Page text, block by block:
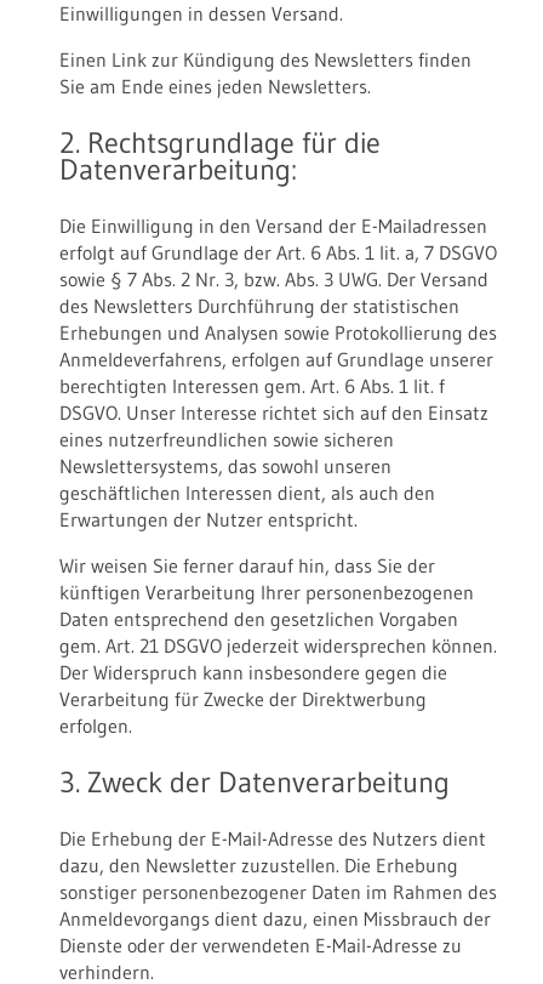
Einwilligungen in dessen Versand.
Einen Link zur Kündigung des Newsletters finden
Sie am Ende eines jeden Newsletters.
2. Rechtsgrundlage für die
Datenverarbeitung:
Die Einwilligung in den Versand der E-Mailadressen
erfolgt auf Grundlage der Art. 6 Abs. 1 lit. a, 7 DSGVO
sowie § 7 Abs. 2 Nr. 3, bzw. Abs. 3 UWG. Der Versand
des Newsletters Durchführung der statistischen
Erhebungen und Analysen sowie Protokollierung des
Anmeldeverfahrens, erfolgen auf Grundlage unserer
berechtigten Interessen gem. Art. 6 Abs. 1 lit. f
DSGVO. Unser Interesse richtet sich auf den Einsatz
eines nutzerfreundlichen sowie sicheren
Newslettersystems, das sowohl unseren
geschäftlichen Interessen dient, als auch den
Erwartungen der Nutzer entspricht.
Wir weisen Sie ferner darauf hin, dass Sie der
künftigen Verarbeitung Ihrer personenbezogenen
Daten entsprechend den gesetzlichen Vorgaben
gem. Art. 21 DSGVO jederzeit widersprechen können.
Der Widerspruch kann insbesondere gegen die
Verarbeitung für Zwecke der Direktwerbung
erfolgen.
3. Zweck der Datenverarbeitung
Die Erhebung der E-Mail-Adresse des Nutzers dient
dazu, den Newsletter zuzustellen. Die Erhebung
sonstiger personenbezogener Daten im Rahmen des
Anmeldevorgangs dient dazu, einen Missbrauch der
Dienste oder der verwendeten E-Mail-Adresse zu
verhindern.